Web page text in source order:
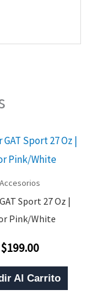
Accesorios
Sport 27 Oz |
Pink/White
Valorado
De
$199.00
Al Carrito